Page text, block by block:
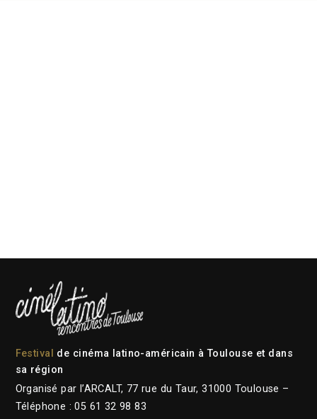
Festival
de cinéma latino-américain à Toulouse et dans
sa région
Organisé par l’ARCALT, 77 rue du Taur, 31000 Toulouse –
Téléphone : 05 61 32 98 83